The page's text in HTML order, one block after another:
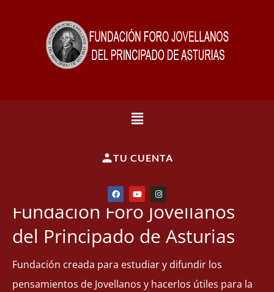
TU CUENTA
Fundación Foro Jovellanos
del Principado de Asturias
Fundación creada para estudiar y difundir los
pensamientos de Jovellanos y hacerlos útiles para la